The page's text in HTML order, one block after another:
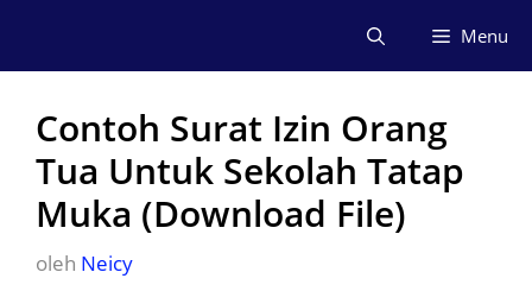
isi
Menu
Contoh Surat Izin Orang
Tua Untuk Sekolah Tatap
Muka (Download File)
oleh Neicy